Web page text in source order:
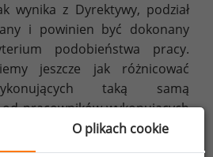
wynika z Dyrektywy, podział
i powinien być dokonany
podobieństwa pracy.
jeszcze jak różnicować
taką samą
pracowników wykonujących
pracę. Ponieważ wyniki
nie zawsze dostarczą
O plikach cookie